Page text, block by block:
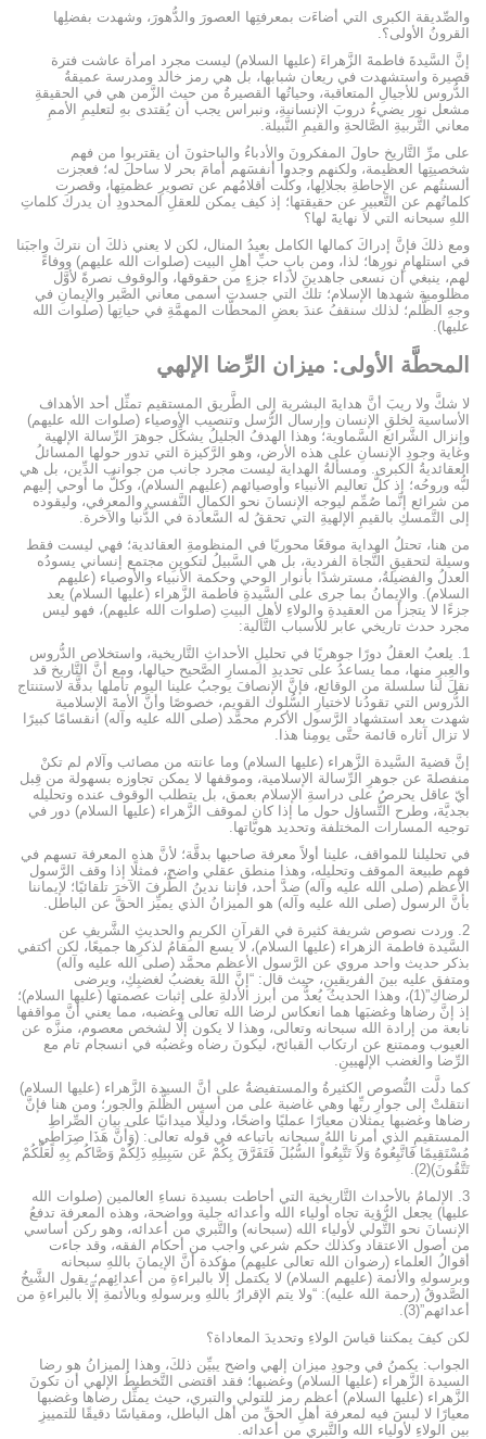
والصِّديقة الكبرى التي أضاءَت بمعرفتِها العصورَ والدُّهورَ، وشهدت بفضلِها
القرونُ الأولى؟.
إنَّ السَّيدةَ فاطمةَ الزَّهراءَ (عليها السلام) ليست مجرد امرأة عاشت فترة
قصيرة واستشهدت في ريعان شبابها، بل هي رمز خالد ومدرسة عميقةُ
الدُّروس للأجيالِ المتعاقبة، وحياتُها القصيرةُ من حيث الزَّمن هي في الحقيقةِ
مشعل نور يضيءُ دروبَ الإنسانيةِ، ونبراس يجب أن يُقتدى بهِ لتعليمِ الأممِ
معاني التَّربيةِ الصَّالحةِ والقيمِ النَّبيلة.
على مرِّ التَّاريخ حاولَ المفكرونَ والأدباءُ والباحثونَ أن يقتربوا من فهم
شخصيتِها العظيمة، ولكنهم وجدوا أنفسَهم أمامَ بحر لا ساحلَ له؛ فعجزت
ألسنتُهم عن الإحاطةِ بجلالِها، وكلَّت أقلامُهم عن تصويرِ عظمتِها، وقصرت
كلماتُهم عن التَّعبيرِ عن حقيقتها؛ إذ كيف يمكن للعقلِ المحدودِ أن يدركَ كلماتِ
اللهِ سبحانه التي لا نهايةَ لها؟
ومع ذلكَ فإنَّ إدراكَ كمالها الكامل بعيدُ المنال، لكن لا يعني ذلكَ أن نتركَ واجبَنا
في استلهامِ نورِها؛ لذا، ومن بابِ حبِّ أهلِ البيت (صلوات الله عليهم) ووفاءً
لهم، ينبغي أن نسعى جاهدينَ لأداء جزءٍ من حقوقها، والوقوف نصرةً لأوَّل
مظلومية شهدها الإسلام؛ تلكَ التي جسدت أسمى معاني الصَّبر والإيمانِ في
وجهِ الظُّلم؛ لذلك سنقفُ عندَ بعضِ المحطَّات المهمَّةِ في حياتِها (صلوات الله
عليها).
المحطَّة الأولى: ميزان الرِّضا الإلهي
لا شكَّ ولا ريبَ أنَّ هدايةَ البشرية إلى الطَّريق المستقيم تمثِّل أحد الأهداف
الأساسية لخلقِ الإنسان وإرسال الرُّسل وتنصيب الأوصياء (صلوات الله عليهم)
وإنزال الشَّرائع السَّماوية؛ وهذا الهدفُ الجليلُ يشكِّل جوهرَ الرِّسالة الإلهية
وغاية وجودِ الإنسانِ على هذه الأرض، وهو الرَّكيزة التي تدور حولها المسائلُ
العقائديةُ الكبرى. ومسألةُ الهداية ليست مجرد جانب من جوانب الدِّين، بل هي
لبُّه وروحُه؛ إذ كلَّ تعاليم الأنبياء وأوصيائهم (عليهم السلام)، وكلُّ ما أوحي إليهم
من شرائع إنَّما صُمِّم ليوجه الإنسانَ نحو الكمالِ النَّفسي والمعرفي، وليقوده
إلى التَّمسكِ بالقيمِ الإلهيةِ التي تحققُ له السَّعادة في الدُّنيا والآخرة.
من هنا، تحتلُ الهداية موقعًا محوريًا في المنظومةِ العقائدية؛ فهي ليست فقط
وسيلة لتحقيقِ النَّجاة الفردية، بل هي السَّبيلُ لتكوينِ مجتمع إنساني يسودُه
العدلُ والفضيلةُ، مسترشدًا بأنوار الوحي وحكمة الأنبياء والأوصياء (عليهم
السلام). والإيمانُ بما جرى على السَّيدةِ فاطمة الزَّهراء (عليها السلام) يعد
جزءًا لا يتجزأ من العقيدةِ والولاءِ لأهلِ البيتِ (صلوات الله عليهم)، فهو ليس
مجرد حدث تاريخي عابر للأسباب التَّالية:
1. يلعبُ العقلُ دورًا جوهريًا في تحليلِ الأحداثِ التَّاريخية، واستخلاص الدُّروس
والعِبرِ منها، مما يساعدُ على تحديدِ المسارِ الصَّحيح حيالها، ومع أنَّ التَّاريخ قد
نقلَ لنا سلسلة من الوقائع، فإنَّ الإنصافَ يوجبُ علينا اليوم تأملها بدقَّة لاستنتاج
الدُّروس التي تقودُنا لاختيارِ السُّلوك القويم، خصوصًا وأنَّ الأمةَ الإسلامية
شهدت بعد استشهاد الرَّسول الأكرم محمَّد (صلى الله عليه وآله) انقسامًا كبيرًا
لا تزال آثاره قائمة حتَّى يومِنا هذا.
إنَّ قضيةَ السَّيدة الزَّهراء (عليها السلام) وما عانته من مصائب وآلام لم تكنْ
منفصلةَ عن جوهرِ الرِّسالة الإسلامية، وموقفها لا يمكن تجاوزه بسهولة من قِبل
أيّ عاقل يحرصُ على دراسةِ الإسلام بعمق، بل يتطلب الوقوف عنده وتحليله
بجديَّة، وطرح التَّساؤل حول ما إذا كان لموقف الزَّهراء (عليها السلام) دور في
توجيه المسارات المختلفة وتحديد هويَّاتها.
في تحليلنا للمواقف، علينا أولاً معرفة صاحبها بدقَّة؛ لأنَّ هذه المعرفة تسهم في
فهم طبيعة الموقف وتحليله، وهذا منطق عقلي واضح، فمثلًا إذا وقف الرَّسول
الأعظم (صلى الله عليه وآله) ضدَّ أحد، فإننا ندينُ الطَّرفَ الآخرَ تلقائيًا؛ لإيماننا
بأنَّ الرسول (صلى الله عليه وآله) هو الميزانُ الذي يميِّز الحقَّ عن الباطل.
2. وردت نصوص شريفة كثيرة في القرآنِ الكريمِ والحديثِ الشَّريفِ عن
السَّيدة فاطمة الزهراء (عليها السلام)، لا يسع المقامُ لذكرِها جميعًا، لكن أكتفي
بذكر حديث واحد مروي عن الرَّسول الأعظم محمَّد (صلى الله عليه وآله)
ومتفق عليه بينَ الفريقينِ، حيث قال: “إنَّ اللهَ يغضبُ لغضبِكِ، ويرضى
لرضاكِ”(1)، وهذا الحديثُ يُعدُّ من أبرز الأدلةِ على إثبات عصمتها (عليها السلام)؛
إذ إنَّ رضاها وغضبَها هما انعكاس لرضا الله تعالى وغضبه، مما يعني أنَّ مواقفها
نابعة من إرادة الله سبحانه وتعالى، وهذا لا يكون إلَّا لشخص معصوم، منزَّه عن
العيوب وممتنع عن ارتكاب القبائح، ليكونَ رضاه وغضبُه في انسجام تام مع
الرِّضا والغضب الإلهيينِ.
كما دلَّت النُّصوص الكثيرةُ والمستفيضةُ على أنَّ السيدة الزَّهراء (عليها السلام)
انتقلتْ إلى جوارِ ربِّها وهي غاضبة على من أسس الظُّلمَ والجور؛ ومن هنا فإنَّ
رضاها وغضبها يمثلان معيارًا عمليًا واضحًا، ودليلًا ميدانيًا على بيانِ الصِّراطِ
المستقيمِ الذي أمرنا اللهُ سبحانه باتباعه في قوله تعالى: (وَأَنَّ هَذَا صِرَاطِي
مُسْتَقِيمًا فَاتَّبِعُوهُ وَلاَ تَتَّبِعُواْ السُّبُلَ فَتَفَرَّقَ بِكُمْ عَن سَبِيلِهِ ذَلِكُمْ وَصَّاكُم بِهِ لَعَلَّكُمْ
تَتَّقُونَ)(2).
3. الإلمامُ بالأحداث التَّاريخية التي أحاطت بسيدة نساءِ العالمين (صلوات الله
عليها) يجعل الرُّؤية تجاه أولياء الله وأعدائه جلية وواضحة، وهذه المعرفة تدفعُ
الإنسانَ نحو التَّولي لأولياء الله (سبحانه) والتَّبري من أعدائه، وهو ركن أساسي
من أصول الاعتقاد وكذلك حكم شرعي واجب من أحكام الفقه، وقد جاءت
أقوالُ العلماء (رضوان الله تعالى عليهم) مؤكدة أنَّ الإيمانَ باللهِ سبحانه
وبرسولهِ والأئمة (عليهم السلام) لا يكتمل إلَّا بالبراءةِ من أعدائِهم؛ يقول الشَّيخُ
الصَّدوقُ (رحمة الله عليه): “ولا يتم الإقرارُ باللهِ وبرسولهِ وبالأئمةِ إلَّا بالبراءةِ من
أعدائهم”(3).
لكن كيفَ يمكننا قياسَ الولاءِ وتحديدَ المعاداة؟
الجواب: يكمنُ في وجودِ ميزان إلهي واضح يبيِّن ذلكَ، وهذا الميزانُ هو رضا
السيدة الزَّهراء (عليها السلام) وغضبها؛ فقد اقتضى التَّخطيطُ الإلهي أن تكونَ
الزَّهراء (عليها السلام) أعظم رمز للتولي والتبري، حيث يمثِّل رضاها وغضبها
معيارًا لا لبسَ فيه لمعرفة أهلِ الحقِّ من أهل الباطل، ومقياسًا دقيقًا للتمييزِ
بين الولاءِ لأولياء الله والتَّبري من أعدائه.